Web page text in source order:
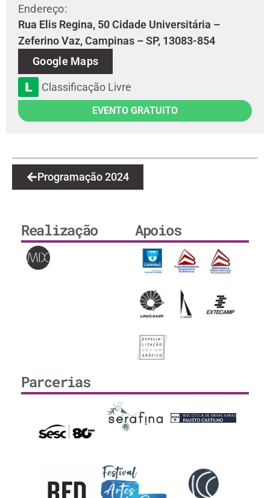
Endereço:
Rua Elis Regina, 50 Cidade Universitária –
Zeferino Vaz, Campinas – SP, 13083-854
Google Maps
Classificação Livre
EVENTO GRATUITO
Programação 2024
Realização Apoios
Parcerias